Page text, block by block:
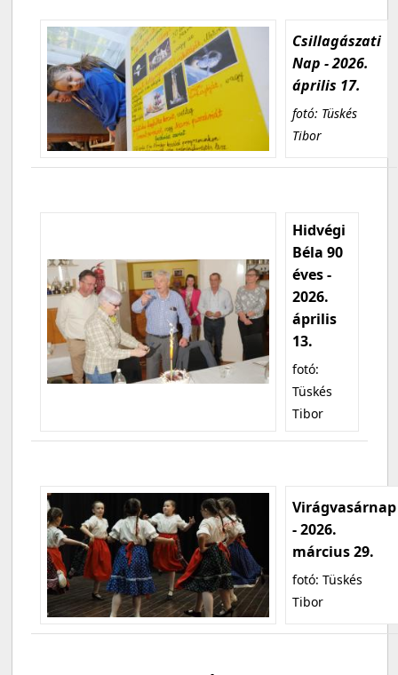
Csillagászati
Nap - 2026.
április 17.
fotó: Tüskés
Tibor
Hidvégi
Béla 90
éves -
2026.
április
13.
fotó:
Tüskés
Tibor
Virágvasárnap
- 2026.
március 29.
fotó: Tüskés
Tibor